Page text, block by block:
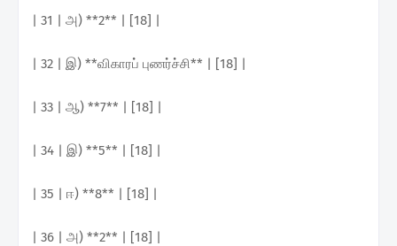
| 31 | அ) **2** | [18] |
| 32 | இ) **விகாரப் புணர்ச்சி** | [18] |
| 33 | ஆ) **7** | [18] |
| 34 | இ) **5** | [18] |
| 35 | ஈ) **8** | [18] |
| 36 | அ) **2** | [18] |